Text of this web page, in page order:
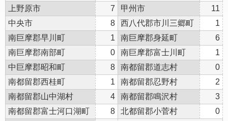
上野原市
7 甲州市
11
中央市
8 西八代郡市川三郷町
1
南巨摩郡早川町
1 南巨摩郡身延町
6
南巨摩郡南部町
0 南巨摩郡富士川町
1
中巨摩郡昭和町
8 南都留郡道志村
0
南都留郡西桂町
1 南都留郡忍野村
2
南都留郡山中湖村
4 南都留郡鳴沢村
3
南都留郡富士河口湖町
8 北都留郡小菅村 0